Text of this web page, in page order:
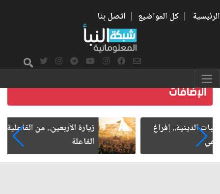
الرئيسية | كل المواضيع | اتصل بنا
زيارة الأربعين.. من الفاعلية المجتمعية إلى المواطنة